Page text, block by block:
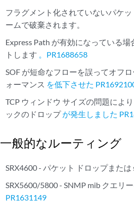
フラグメント化されていないパケッ
ームで破棄されます。
Express Path が有効になっている
トします 。PR1688658
SOF が短命なフローを誤ってオフ
ォーマンス を低下させた
TCP ウィンドウ サイズの問題によ
ックのドロップが発生しました
一般的なルーティング
SRX4600 - パケット ドロップまた
SRX5600/5800 - SNMP mib クエリ
PR1631149